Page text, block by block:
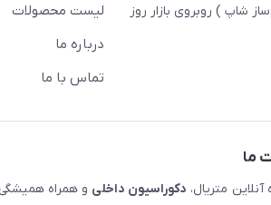
شاپ ) روبروی بازار روز
لیست محصولات
درباره ما
تماس با ما
ما
آنلاین متریال، دکوراسیون داخلی و همراه